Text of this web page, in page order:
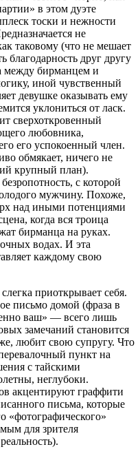
в этом дуэте
тоски и нежности
не
таковому (что не мешает
друг другу
между бирманцем и
иной чувственный
девушке оказывать ему
уклониться от ласк.
сверхоткровенный
любовника,
его успокоенный член.
обмякает, ничего не
крупный план).
с которой
мужчину. Похоже,
над иными потенциями
когда вся троица
бирманца на руках.
водах. И эта
каждому свою
приоткрывает себя.
письмо домой (фраза в
ваш» — всего лишь
замечаний становится
любит свою супругу. Что
пункт на
с тайскими
неглубоки.
акцентируют граффити
письма, которые
«фотографического»
для зрителя